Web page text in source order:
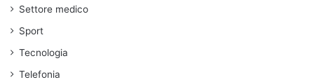
Settore medico
Sport
Tecnologia
Telefonia